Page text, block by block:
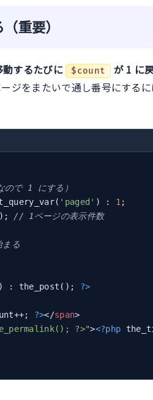
重要）
動するたびに $count が 1 に
ジをまたいで通し番号にするに
で 1 にする）
'paged' ) : 1 ;
); // 1ページの表示件数
る
: the_post(); ?>
?></span>
?>"><?php